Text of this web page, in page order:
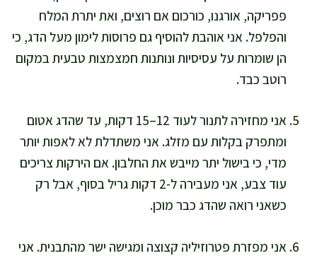
פפריקה, אורגנו, כורכום אם רוצים, ואת יתרת המלח
והפלפל. אני אוהבת להוסיף גם פרוסות לימון מעל הדג, כי
הן שומרות על עסיסיות ונותנות חמצמצות טבעית במקום
רוטב כבד.
אני מחזירה לתנור לעוד 12–15 דקות, עד שהדג אטום
ומתפרק בקלות עם מזלג. אני משתדלת לא לאפות יותר
מדי, כי בישול יתר מייבש את החלבון. אם הירקות צריכים
עוד צבע, אני מעבירה ל-2 דקות גריל בסוף, אבל רק
כשאני רואה שהדג כבר מוכן.
אני מפזרת פטרוזיליה קצוצה ומגישה ישר מהתבנית. אני